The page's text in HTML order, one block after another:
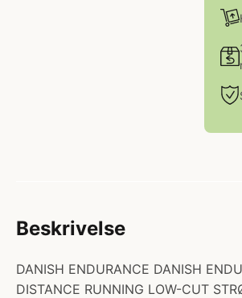
Beskrivelse
DANISH ENDURANCE DANISH
DISTANCE RUNNING LOW-CUT